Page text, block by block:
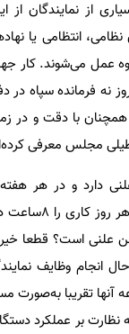
از نمایندگان
نظامی، انتظامی
عمل می‌شوند. کار
نه فرمانده سپاه
با دقت و در
مجلس معرفی
حال انجام وظایف
تقریبا به‌صورت
بر عملکرد